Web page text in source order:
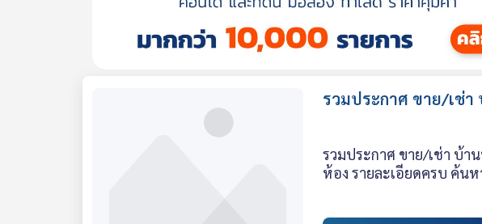
รวมประกาศ ขาย/เช่า
รวมประกาศ ขาย/เช่า บ้า
ห้อง รายละเอียดครบ ค้น